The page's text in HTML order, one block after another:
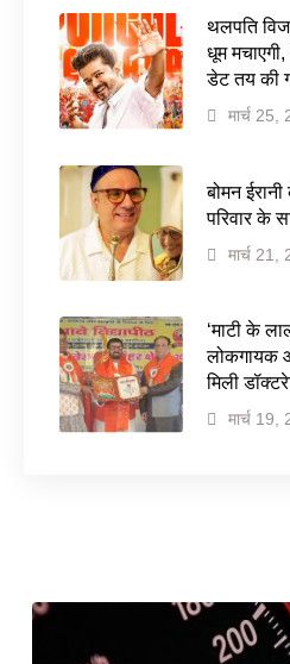
थलपति
धूम
डेट तय की
मार्च 25,
बोमन
परिवार के
मार्च 21,
‘माटी के
लोकगायक
मिली
मार्च 19,